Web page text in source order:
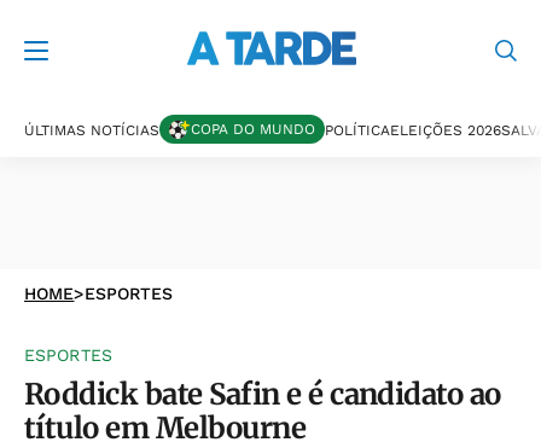
ÚLTIMAS NOTÍCIAS COPA DO MUNDO POLÍTICAELEIÇÕES 2026
HOME>ESPORTES
ESPORTES
Roddick bate Safin e é candidato ao
título em Melbourne